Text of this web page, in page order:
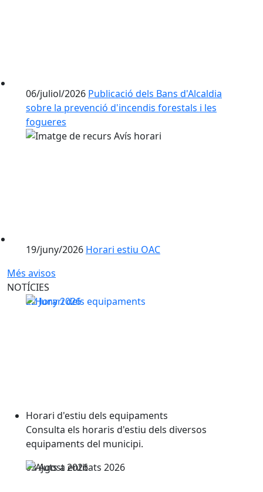
sobre la prevenció d'incendis forestals i les
fogueres
Més avisos
NOTÍCIES
Horari d'estiu dels equipaments
22 Juny
Consulta els horaris d'estiu dels diversos
equipaments del municipi.
03 Agost